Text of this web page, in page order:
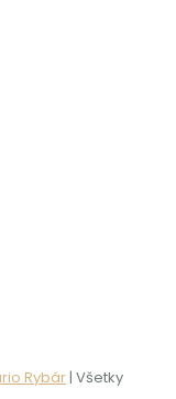
Rybár| Všetky